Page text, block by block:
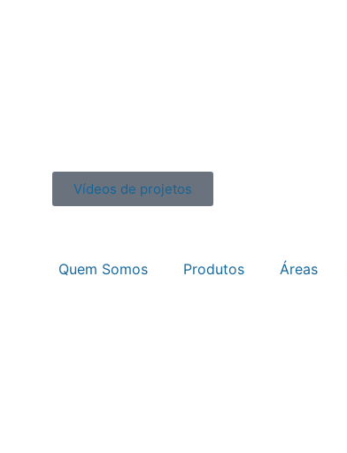
Vídeos de projetos
Quem Somos Produtos Áreas